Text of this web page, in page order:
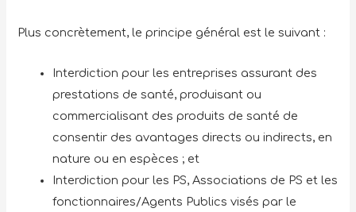
Plus concrètement, le principe général est le suivant :
Interdiction pour les entreprises assurant des
prestations de santé, produisant ou
commercialisant des produits de santé de
consentir des avantages directs ou indirects, en
nature ou en espèces ; et
Interdiction pour les PS, Associations de PS et les
fonctionnaires/Agents Publics visés par le